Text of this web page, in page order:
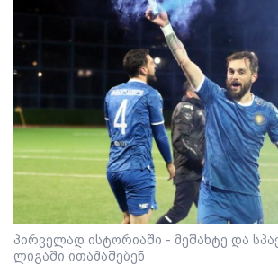
პირველად ისტორიაში - მეშახტე და
ლიგაში ითამაშებენ